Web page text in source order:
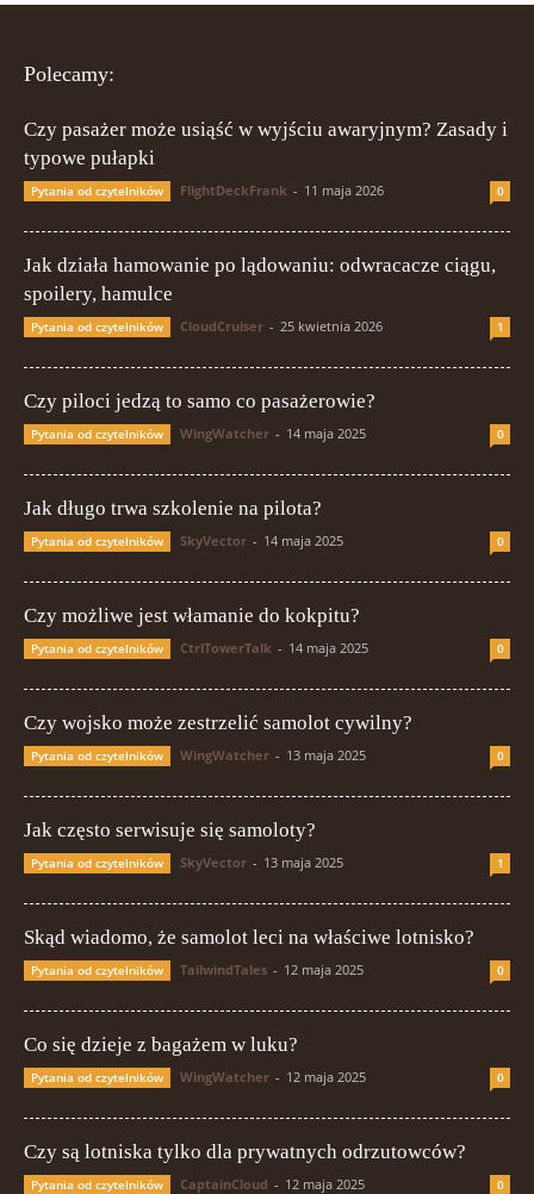
Polecamy:
Czy pasażer może usiąść w wyjściu awaryjnym? Zasady i
typowe pułapki
Pytania od czytelników FlightDeckFrank - 11 maja 2026 0
Jak działa hamowanie po lądowaniu: odwracacze ciągu,
spoilery, hamulce
Pytania od czytelników CloudCruiser - 25 kwietnia 2026 1
Czy piloci jedzą to samo co pasażerowie?
Pytania od czytelników WingWatcher - 14 maja 2025 0
Jak długo trwa szkolenie na pilota?
Pytania od czytelników SkyVector - 14 maja 2025 0
Czy możliwe jest włamanie do kokpitu?
Pytania od czytelników CtrlTowerTalk - 14 maja 2025 0
Czy wojsko może zestrzelić samolot cywilny?
Pytania od czytelników WingWatcher - 13 maja 2025 0
Jak często serwisuje się samoloty?
Pytania od czytelników SkyVector - 13 maja 2025 1
Skąd wiadomo, że samolot leci na właściwe lotnisko?
Pytania od czytelników TailwindTales - 12 maja 2025 0
Co się dzieje z bagażem w luku?
Pytania od czytelników WingWatcher - 12 maja 2025 0
Czy są lotniska tylko dla prywatnych odrzutowców?
Pytania od czytelników CaptainCloud - 12 maja 2025 0